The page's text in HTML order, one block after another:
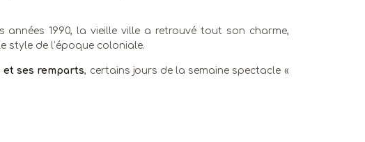
1990, la vieille ville a retrouvé tout son charme,
style de l’époque coloniale.
ses remparts, certains jours de la semaine spectacle «